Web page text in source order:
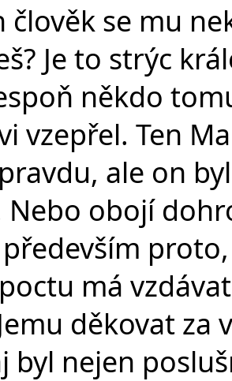
člověk se mu
Je to strýc
někdo
vzepřel. Ten
ale on
Nebo obojí
má
děkovat za
byl nejen